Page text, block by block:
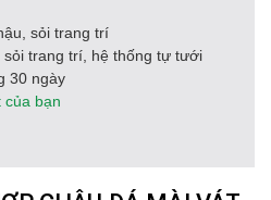
sỏi trang trí
trang trí, hệ thống tự tưới
30 ngày
của bạn